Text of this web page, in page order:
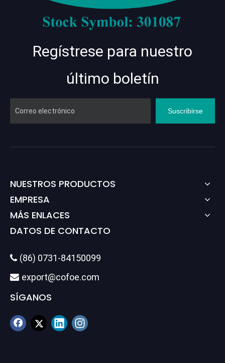
Regístrese para nuestro
último boletín
Suscribirse
NUESTROS PRODUCTOS
EMPRESA
MÁS ENLACES
DATOS DE CONTACTO
 (86) 0731-84150099
 export@cofoe.com
SÍGANOS